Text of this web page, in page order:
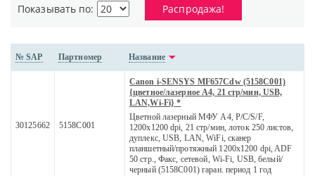
Показывать по: Распродажа!
№ SAP Партномер Название
30125662 5158C001
Canon i-SENSYS MF657Cdw (5158C001)
{цветное/лазерное A4, 21 стр/мин, USB,
LAN,Wi-Fi} *
Цветной лазерный МФУ А4, P/C/S/F,
1200x1200 dpi, 21 стр/мин, лоток 250 листов,
дуплекс, USB, LAN, WiFi, сканер
планшетный/протяжный 1200x1200 dpi, ADF
50 стр., Факс, сетевой, Wi-Fi, USB, белый/
черный (5158C001) гаран. период 1 год